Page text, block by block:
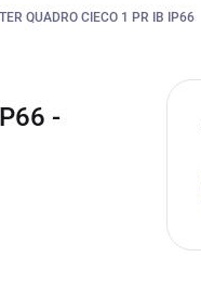
QUADRO CIECO 1 PR IB IP66
-